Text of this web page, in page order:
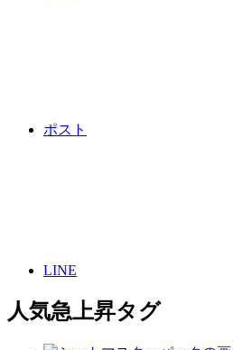
ポスト
LINE
人気急上昇タグ